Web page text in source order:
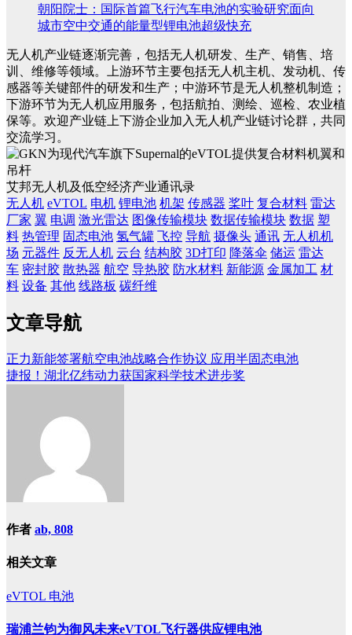
朝阳院士：国际首篇飞行汽车电池的实验研究面向
城市空中交通的能量型锂电池超级快充
无人机产业链逐渐完善，包括无人机研发、生产、销售、培
训、维修等领域。上游环节主要包括无人机主机、发动机、传
感器等关键部件的研发和生产；中游环节是无人机整机制造；
下游环节为无人机应用服务，包括航拍、测绘、巡检、农业植
保等。欢迎产业链上下游企业加入无人机产业链讨论群，共同
交流学习。
艾邦无人机及低空经济产业通讯录
无人机 eVTOL 电机 锂电池 机架 传感器 桨叶 复合材料 雷达
厂家 翼 电调 激光雷达 图像传输模块 数据传输模块 数据 塑
料 热管理 固态电池 氢气罐 飞控 导航 摄像头 通讯 无人机机
场 元器件 反无人机 云台 结构胶 3D打印 降落伞 储运 雷达
车 密封胶 散热器 航空 导热胶 防水材料 新能源 金属加工 材
料 设备 其他 线路板 碳纤维
文章导航
正力新能签署航空电池战略合作协议 应用半固态电池
捷报！湖北亿纬动力获国家科学技术进步奖
作者 ab, 808
相关文章
eVTOL 电池
瑞浦兰钧为御风未来eVTOL飞行器供应锂电池